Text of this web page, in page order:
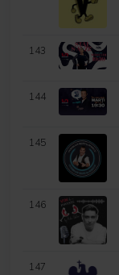
143
144
145
146
147